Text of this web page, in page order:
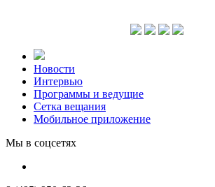
Новости
Интервью
Программы и ведущие
Сетка вещания
Мобильное приложение
Мы в соцсетях